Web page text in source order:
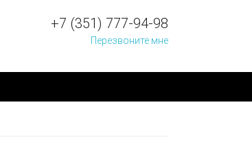
+7 (351) 777-94-98
Перезвоните мне